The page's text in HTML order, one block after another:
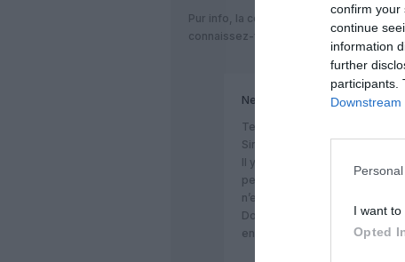
confirm your
continue
information
further
participants.
I want to
Opted
Pur info, la compagnie Tiger Airways
connaissez-vous vraiment??
Nemo a commenté :
Techniquement la compagnie
Singapore Pte Ltd, opérant
Il y a parfois de grosses
perdre beaucoup de sérieux à
n’en est pas vraiment une.
Donc quand à la question
envi de vous répondre : et vous